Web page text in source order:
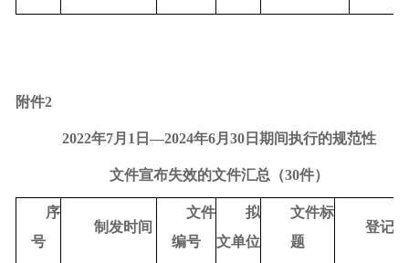
附件2
2022年7月1日—2024年6月30日期间执行的规范性
文件宣布失效的文件汇总（30件）
序
号
制发时间
文件
编号
拟
文单位
文件标
题
登记号